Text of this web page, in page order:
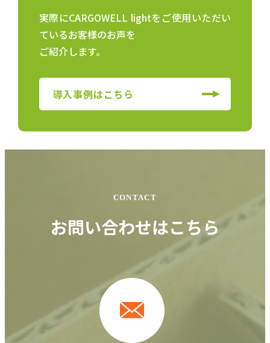
実際にCARGOWELL lightをご使用いただい
ているお客様のお声を
ご紹介します。
導入事例はこちら
CONTACT
お問い合わせはこちら